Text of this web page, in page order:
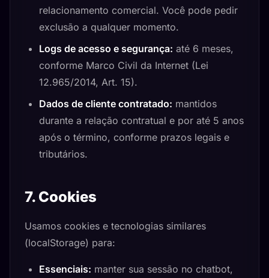
relacionamento comercial. Você pode pedir
exclusão a qualquer momento.
Logs de acesso e segurança: até 6 meses,
conforme Marco Civil da Internet (Lei
12.965/2014, Art. 15).
Dados de cliente contratado: mantidos
durante a relação contratual e por até 5 anos
após o término, conforme prazos legais e
tributários.
7. Cookies
Usamos cookies e tecnologias similares
(localStorage) para:
Essenciais: manter sua sessão no chatbot,